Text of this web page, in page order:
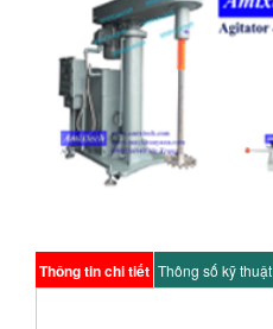
Thông tin chi tiết Thông số kỹ thuật